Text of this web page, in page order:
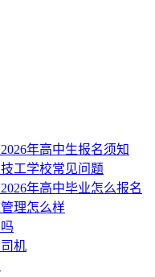
年高中生报名须知
工学校常见问题
年高中毕业怎么报名
理怎么样
机